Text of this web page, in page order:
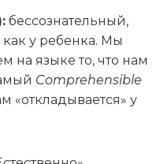
бессознательный,
у ребенка. Мы
на языке то, что нам
Comprehensible
«откладывается» у